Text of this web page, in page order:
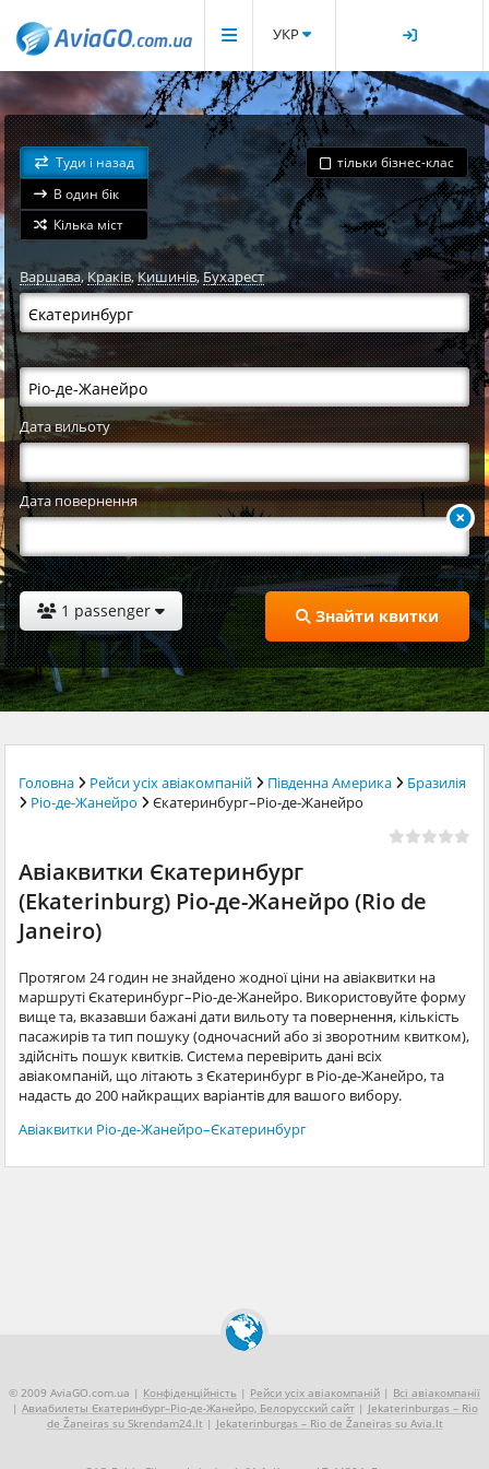
УКР
Туди і назад
В один бік
Кілька міст
тільки бізнес-клас
Варшава,Краків,Кишинів,Бухарест
Дата вильоту
Дата повернення
1 passenger Знайти квитки
Головна Рейси усіх авіакомпаній Південна Америка
Бразилія
Ріо-де-Жанейро
Єкатеринбург–Ріо-де-Жанейро
Авіаквитки Єкатеринбург
(Ekaterinburg) Ріо-де-Жанейро (Rio de
Janeiro)
Протягом 24 годин не знайдено жодної ціни на авіаквитки на
маршруті Єкатеринбург–Ріо-де-Жанейро. Використовуйте форму
вище та, вказавши бажані дати вильоту та повернення, кількість
пасажирів та тип пошуку (одночасний або зі зворотним квитком),
здійсніть пошук квитків. Система перевірить дані всіх
авіакомпаній, що літають з Єкатеринбург в Ріо-де-Жанейро, та
надасть до 200 найкращих варіантів для вашого вибору.
Авіаквитки Ріо-де-Жанейро–Єкатеринбург
© 2009 AviaGO.com.ua | Конфіденційність | Рейси усіх авіакомпаній | Всі авіакомпанії
| Авиабилеты Єкатеринбург–Ріо-де-Жанейро, Белорусский сайт| Jekaterinburgas – Rio
de Žaneiras su Skrendam24.lt | Jekaterinburgas – Rio de Žaneiras su Avia.lt